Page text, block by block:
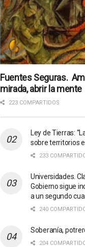
Fuentes Seguras.
mirada, abrir la mente
223 COMPARTIDOS
Ley de Tierras:
sobre territorios
233
Universidades.
Gobierno sigue
a un segundo
240
Soberanía,
204